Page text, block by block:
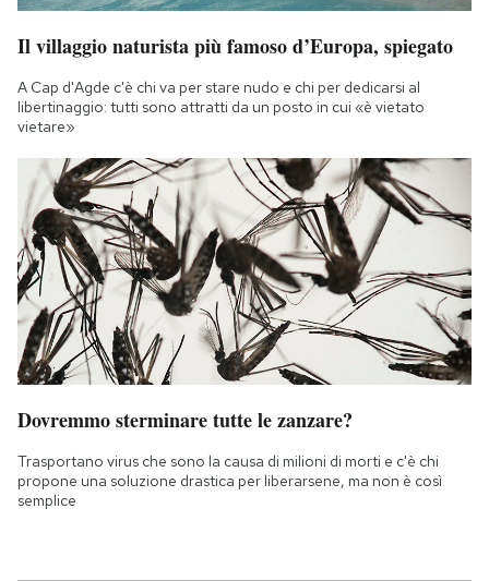
Il villaggio naturista più famoso d’Europa, spiegato
A Cap d'Agde c'è chi va per stare nudo e chi per dedicarsi al
libertinaggio: tutti sono attratti da un posto in cui «è vietato
vietare»
Dovremmo sterminare tutte le zanzare?
Trasportano virus che sono la causa di milioni di morti e c'è chi
propone una soluzione drastica per liberarsene, ma non è così
semplice